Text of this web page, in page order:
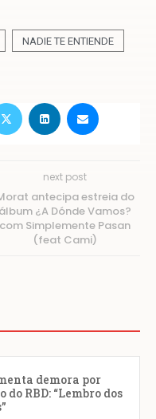
NADIE TE ENTIENDE
next post
antecipa estreia do
álbum ¿A Dónde Vamos?
com Simplemente Pasan
(feat Cami)
demora por
RBD: “Lembro dos